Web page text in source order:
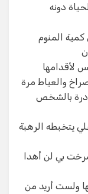
دونه
المنوم
لأقدامها
والعياط مرة
بالشخص
يتخبطه الرهبة
بي لن أهدا
ولست أريد من